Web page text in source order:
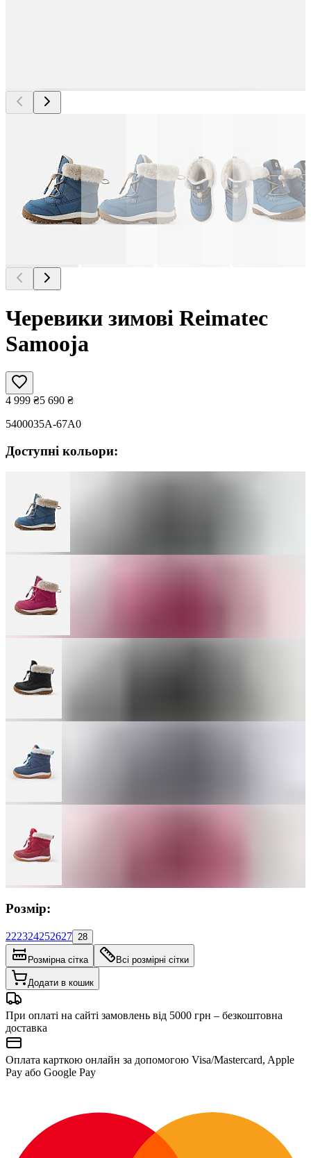
Черевики зимові Reimatec
Samooja
4 999 ₴5 690 ₴
5400035A-67A0
Доступні кольори:
Розмір:
222324252627 28
Розмірна сітка Всі розмірні сітки
Додати в кошик
При оплаті на сайті замовлень від 5000 грн – безкоштовна
доставка
Оплата карткою онлайн за допомогою Visa/Mastercard, Apple
Pay або Google Pay